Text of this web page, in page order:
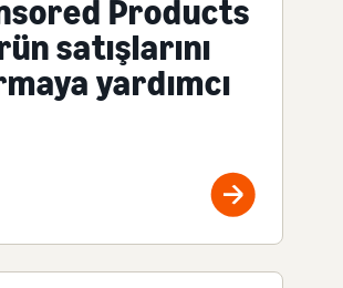
Products
satışlarını
yardımcı